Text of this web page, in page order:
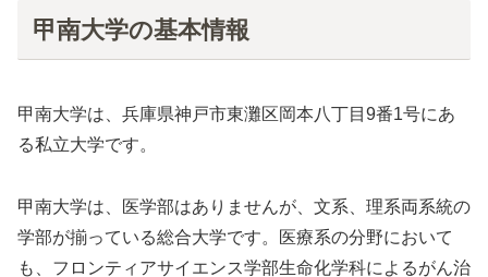
甲南大学の基本情報
甲南大学は、兵庫県神戸市東灘区岡本八丁目9番1号にあ
る私立大学です。
甲南大学は、医学部はありませんが、文系、理系両系統の
学部が揃っている総合大学です。医療系の分野において
も、フロンティアサイエンス学部生命化学科によるがん治